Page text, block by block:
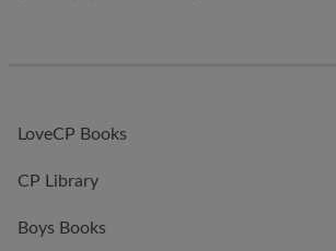
LoveCP Books
CP Library
Boys Books